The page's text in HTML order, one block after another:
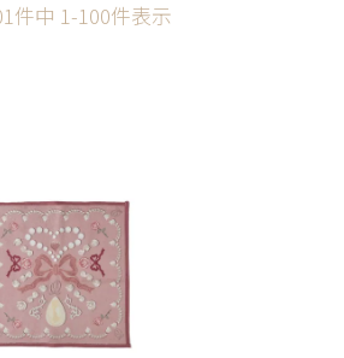
件中 1-100件表示